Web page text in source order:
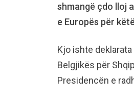
shmangë çdo lloj
e Europës për
Kjo ishte
Belgjikës për
Presidencën e